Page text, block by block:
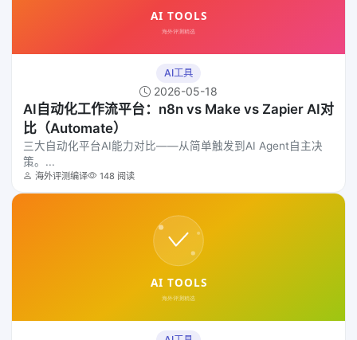
AI工具
2026-05-18
AI自动化工作流平台：n8n vs Make vs Zapier AI对
比（Automate）
三大自动化平台AI能力对比——从简单触发到AI Agent自主决
策。...
海外评测编译 148 阅读